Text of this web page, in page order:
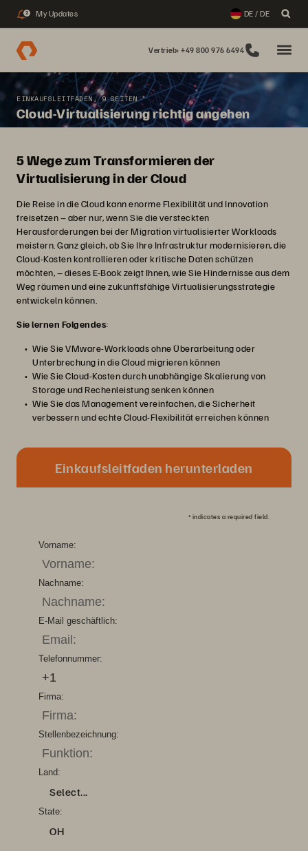
2 My Updates DE / DE
Vertrieb: +49 800 976 6494
EINKAUFSLEITFADEN, 9 SEITEN
Cloud-Virtualisierung richtig angehen
5 Wege zum Transformieren der
Virtualisierung in der Cloud
Die Reise in die Cloud kann enorme Flexibilität und Innovation
freisetzen – aber nur, wenn Sie die versteckten
Herausforderungen bei der Migration virtualisierter Workloads
meistern. Ganz gleich, ob Sie Ihre Infrastruktur modernisieren, die
Cloud-Kosten kontrollieren oder kritische Daten schützen
möchten, – dieses E-Book zeigt Ihnen, wie Sie Hindernisse aus dem
Weg räumen und eine zukunftsfähige Virtualisierungsstrategie
entwickeln können.
Sie lernen Folgendes:
Wie Sie VMware-Workloads ohne Überarbeitung oder
Unterbrechung in die Cloud migrieren können
Wie Sie Cloud-Kosten durch unabhängige Skalierung von
Storage und Rechenleistung senken können
Wie Sie das Management vereinfachen, die Sicherheit
verbessern und echte Cloud-Flexibilität erreichen können
Einkaufsleitfaden herunterladen
* indicates a required field.
Vorname:
Nachname:
E-Mail geschäftlich:
Telefonnummer:
Firma:
Stellenbezeichnung:
Land:
Select...
State:
OH